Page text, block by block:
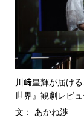
川﨑皇輝が届け
世界』観劇レビュ
文： あかね渉